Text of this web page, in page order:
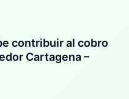
contribuir al cobro
Cartagena –